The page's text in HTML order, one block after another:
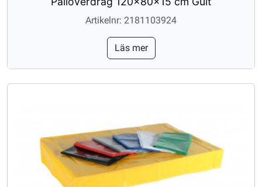
Artikelnr: 2181103924
Läs mer